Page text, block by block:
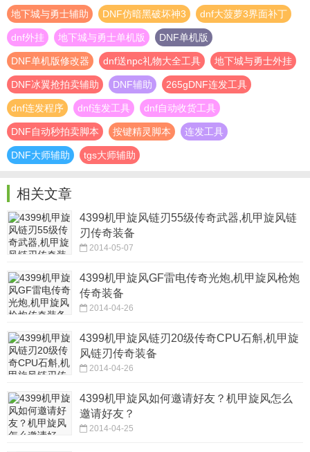
地下城与勇士辅助 DNF仿暗黑破坏神3 dnf大菠萝3界面补丁
dnf外挂 地下城与勇士单机版 DNF单机版
DNF单机版修改器 dnf送npc礼物大全工具 地下城与勇士外挂
DNF冰翼抢拍卖辅助 DNF辅助 265gDNF连发工具
dnf连发程序 dnf连发工具 dnf自动收货工具
DNF自动秒拍卖脚本 按键精灵脚本 连发工具
DNF大师辅助 tgs大师辅助
相关文章
4399机甲旋风链刃55级传奇武器,机甲旋风链
刃传奇装备
2014-05-07
4399机甲旋风GF雷电传奇光炮,机甲旋风枪炮
传奇装备
2014-04-26
4399机甲旋风链刃20级传奇CPU石斛,机甲旋
风链刃传奇装备
2014-04-26
4399机甲旋风如何邀请好友？机甲旋风怎么
邀请好友？
2014-04-25